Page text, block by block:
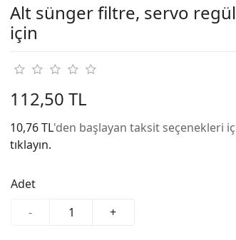
Alt sünger filtre, servo
için
112,50 TL
10,76 TL'den başlayan taksit seçenekleri
tıklayın.
Adet
-
+